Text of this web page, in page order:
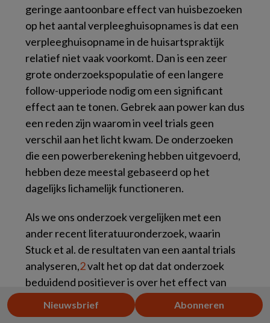
geringe aantoonbare effect van huisbezoeken
op het aantal verpleeghuisopnames is dat een
verpleeghuisopname in de huisartspraktijk
relatief niet vaak voorkomt. Dan is een zeer
grote onderzoekspopulatie of een langere
follow-upperiode nodig om een significant
effect aan te tonen. Gebrek aan power kan dus
een reden zijn waarom in veel trials geen
verschil aan het licht kwam. De onderzoeken
die een powerberekening hebben uitgevoerd,
hebben deze meestal gebaseerd op het
dagelijks lichamelijk functioneren.
Als we ons onderzoek vergelijken met een
ander recent literatuuronderzoek, waarin
Stuck et al. de resultaten van een aantal trials
analyseren,2valt het op dat dat onderzoek
beduidend positiever is over het effect van
preventieve huisbezoeken bij ouderen, zowel
op het dagelijks lichamelijk functioneren als op
Nieuwsbrief Abonneren